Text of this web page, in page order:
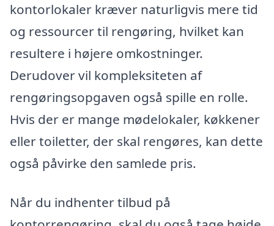
kontorlokaler kræver naturligvis mere tid
og ressourcer til rengøring, hvilket kan
resultere i højere omkostninger.
Derudover vil kompleksiteten af
rengøringsopgaven også spille en rolle.
Hvis der er mange mødelokaler, køkkener
eller toiletter, der skal rengøres, kan dette
også påvirke den samlede pris.
Når du indhenter tilbud på